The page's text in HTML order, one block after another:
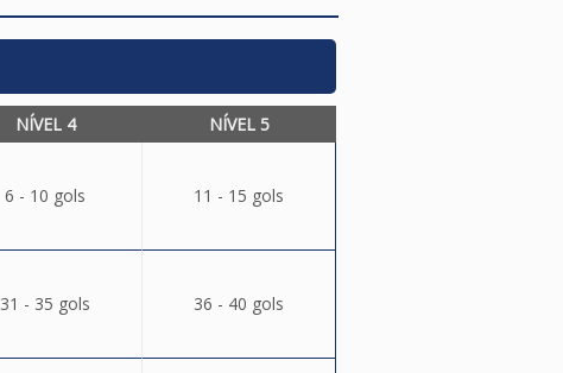
NÍVEL 4 NÍVEL 5
6 - 10 gols 11 - 15 gols
31 - 35 gols 36 - 40 gols